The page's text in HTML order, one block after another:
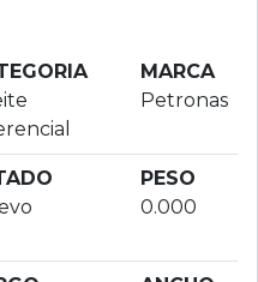
MARCA
Petronas
PESO
0.000